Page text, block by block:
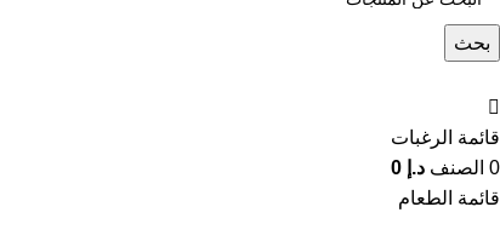
بحث
قائمة الرغبات
0 الصنف د.إ
قائمة الطعام